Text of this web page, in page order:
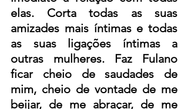
elas. Corta todas as suas
amizades mais íntimas e todas
as suas ligações íntimas a
outras mulheres. Faz Fulano
ficar cheio de saudades de
mim, cheio de vontade de me
beijar, de me abraçar, de me